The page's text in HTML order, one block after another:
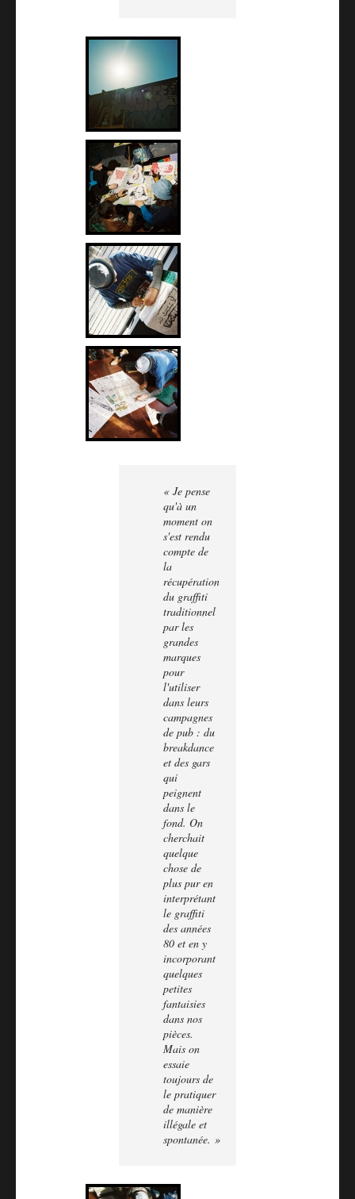
« Je pense
qu'à un
moment on
s'est rendu
compte de
la
récupération
du graffiti
traditionnel
par les
grandes
marques
pour
l'utiliser
dans leurs
campagnes
de pub : du
breakdance
et des gars
qui
peignent
dans le
fond. On
cherchait
quelque
chose de
plus pur en
interprétant
le graffiti
des années
80 et en y
incorporant
quelques
petites
fantaisies
dans nos
pièces.
Mais on
essaie
toujours de
le pratiquer
de manière
illégale et
spontanée. »